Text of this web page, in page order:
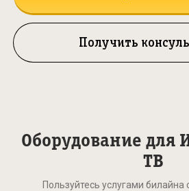
Получить
Оборудование для
ТВ
Пользуйтесь услугами